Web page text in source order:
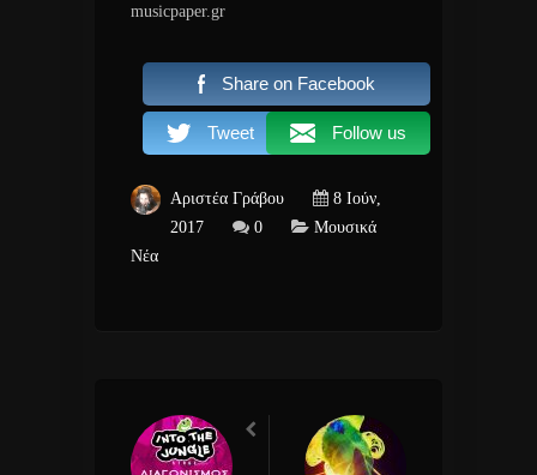
musicpaper.gr
Share on Facebook
Tweet Follow us
Αριστέα Γράβου
8 Ιούν,
2017
0
Μουσικά
Νέα